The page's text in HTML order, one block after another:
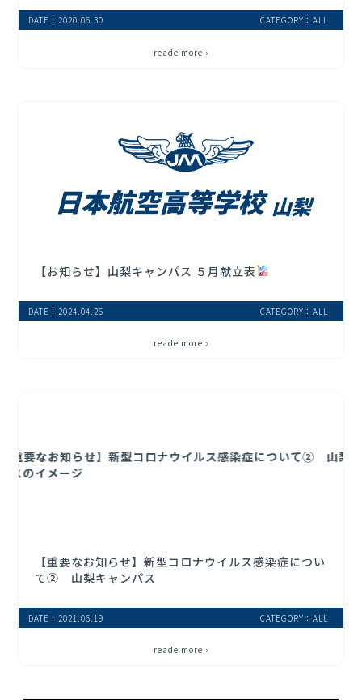
DATE：2020.06.30 CATEGORY：ALL
reade more ›
【お知らせ】山梨キャンパス ５月献立表
DATE：2024.04.26 CATEGORY：ALL
reade more ›
【重要なお知らせ】新型コロナウイルス感染症につい
て② 山梨キャンパス
DATE：2021.06.19 CATEGORY：ALL
reade more ›